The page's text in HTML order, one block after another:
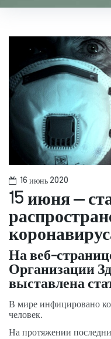
16 июнь 2020
15 июня –
На веб-
Организации
выставлена
В мире инфицировано
человек.
На протяжении